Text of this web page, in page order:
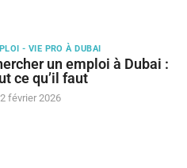
- VIE PRO À DUBAI
un emploi à Dubai :
ce qu’il faut
2 février 2026